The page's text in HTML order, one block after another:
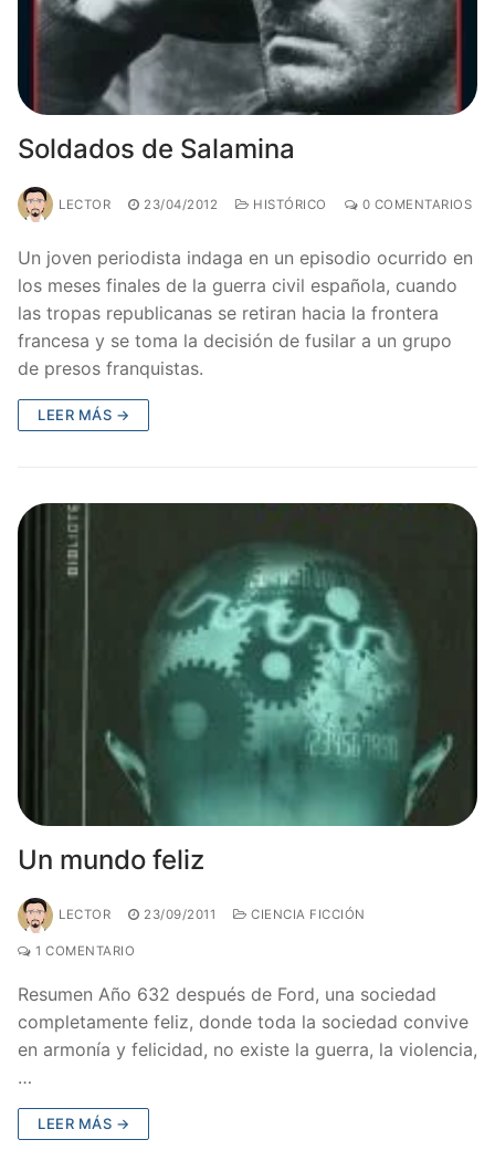
Soldados de Salamina
LECTOR 23/04/2012 HISTÓRICO 0 COMENTARIOS
Un joven periodista indaga en un episodio ocurrido en
los meses finales de la guerra civil española, cuando
las tropas republicanas se retiran hacia la frontera
francesa y se toma la decisión de fusilar a un grupo
de presos franquistas.
LEER MÁS →
Un mundo feliz
LECTOR 23/09/2011 CIENCIA FICCIÓN
1 COMENTARIO
Resumen Año 632 después de Ford, una sociedad
completamente feliz, donde toda la sociedad convive
en armonía y felicidad, no existe la guerra, la violencia,
…
LEER MÁS →